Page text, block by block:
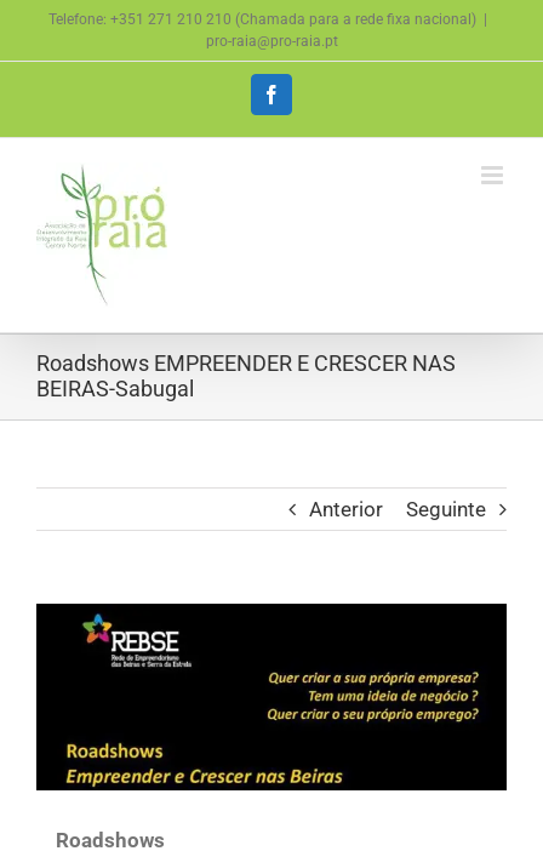
content
Telefone: +351 271 210 210 (Chamada para a rede fixa nacional)
pro-raia@pro-raia.pt
Facebook
Roadshows EMPREENDER E CRESCER NAS
BEIRAS-Sabugal
Anterior Seguinte
Larger
Roadshows